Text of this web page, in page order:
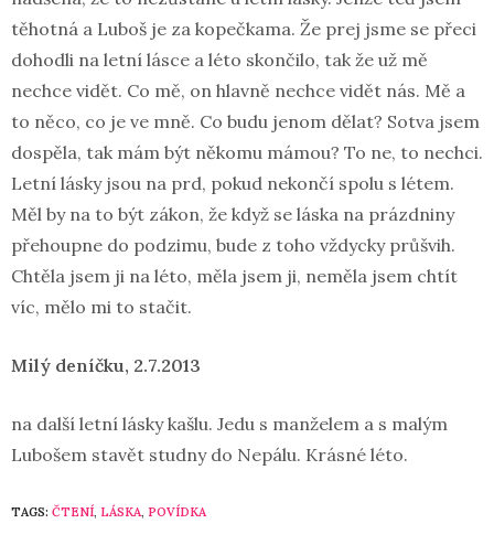
těhotná a Luboš je za kopečkama. Že prej jsme se přeci
dohodli na letní lásce a léto skončilo, tak že už mě
nechce vidět. Co mě, on hlavně nechce vidět nás. Mě a
to něco, co je ve mně. Co budu jenom dělat? Sotva jsem
dospěla, tak mám být někomu mámou? To ne, to nechci.
Letní lásky jsou na prd, pokud nekončí spolu s létem.
Měl by na to být zákon, že když se láska na prázdniny
přehoupne do podzimu, bude z toho vždycky průšvih.
Chtěla jsem ji na léto, měla jsem ji, neměla jsem chtít
víc, mělo mi to stačit.
Milý deníčku, 2.7.2013
na další letní lásky kašlu. Jedu s manželem a s malým
Lubošem stavět studny do Nepálu. Krásné léto.
TAGS: ČTENÍ, LÁSKA, POVÍDKA